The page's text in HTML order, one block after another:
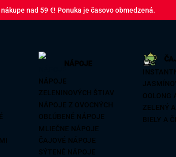
nad 59 €! Ponuka je časovo obmedzená.
NÁPOJE
NÁPOJE
ZELENINOVÝCH ŠTIAV
NÁPOJE Z OVOCNÝCH
OBĽÚBENÉ NÁPOJE
MLIEČNE NÁPOJE
ČAJOVÉ NÁPOJE
SÝTENÉ NÁPOJE
OOLONG
ZELENÝ
BIELY A